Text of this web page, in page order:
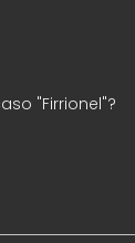
"Firrionel"?